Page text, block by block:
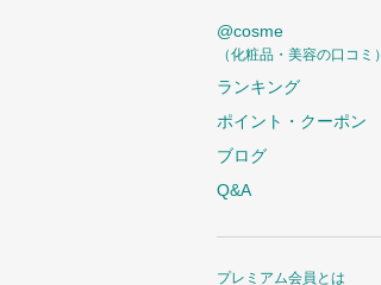
@cosme
（化粧品・美容の口コミ）
ランキング
ポイント・クーポン
ブログ
Q&A
プレミアム会員とは